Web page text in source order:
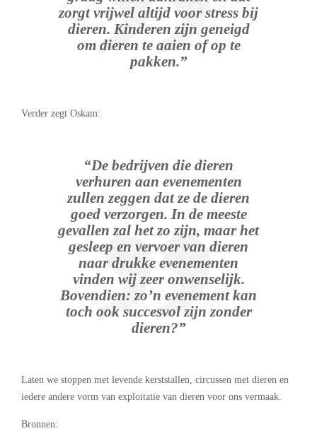
zorgt vrijwel altijd voor stress bij
dieren. Kinderen zijn geneigd
om dieren te aaien of op te
pakken.”
Verder zegt Oskam:
“De bedrijven die dieren
verhuren aan evenementen
zullen zeggen dat ze de dieren
goed verzorgen. In de meeste
gevallen zal het zo zijn, maar het
gesleep en vervoer van dieren
naar drukke evenementen
vinden wij zeer onwenselijk.
Bovendien: zo’n evenement kan
toch ook succesvol zijn zonder
dieren?”
Laten we stoppen met levende kerststallen, circussen met dieren en
iedere andere vorm van exploitatie van dieren voor ons vermaak.
Bronnen: